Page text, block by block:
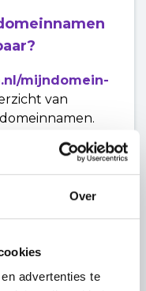
Over
advertenties te
mijndomein-
van
Volg dan
over te
Naar het begin